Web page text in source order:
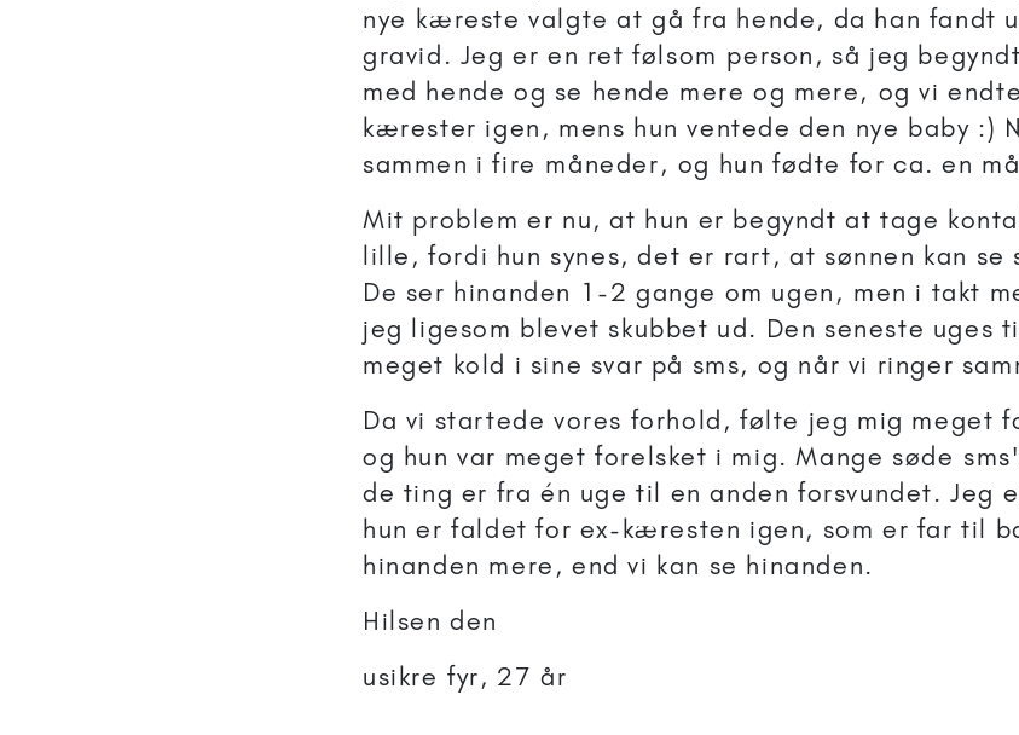
nye kæreste valgte at gå fra hende, da han fandt
gravid. Jeg er en ret følsom person, så jeg
med hende og se hende mere og mere, og vi
kærester igen, mens hun ventede den nye baby :)
sammen i fire måneder, og hun fødte for ca. en
Mit problem er nu, at hun er begyndt at tage
lille, fordi hun synes, det er rart, at sønnen kan se
De ser hinanden 1-2 gange om ugen, men i takt
jeg ligesom blevet skubbet ud. Den seneste uges
meget kold i sine svar på sms, og når vi ringer
Da vi startede vores forhold, følte jeg mig meget
og hun var meget forelsket i mig. Mange søde
de ting er fra én uge til en anden forsvundet. Jeg
hun er faldet for ex-kæresten igen, som er far til
hinanden mere, end vi kan se hinanden.
Hilsen den
usikre fyr, 27 år